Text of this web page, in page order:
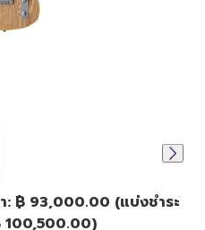
: ฿ 93,000.00 (แบ่งชำระ
100,500.00)